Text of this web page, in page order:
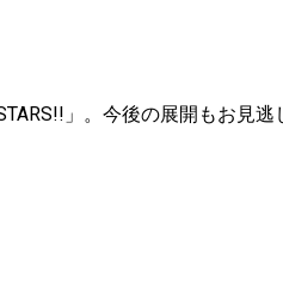
」。今後の展開もお見逃